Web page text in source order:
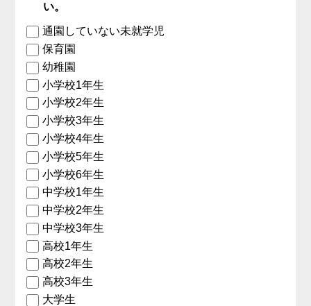
い。
通園していない未就学児
保育園
幼稚園
小学校1年生
小学校2年生
小学校3年生
小学校4年生
小学校5年生
小学校6年生
中学校1年生
中学校2年生
中学校3年生
高校1年生
高校2年生
高校3年生
大学生